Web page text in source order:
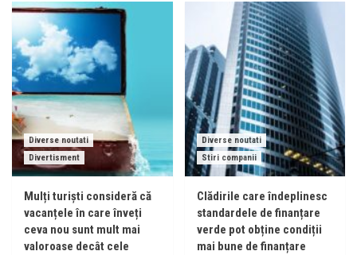
Diverse noutati
Divertisment
Mulți turiști consideră că
vacanțele în care înveți
ceva nou sunt mult mai
valoroase decât cele
Diverse noutati
Stiri companii
Clădirile care îndeplinesc
standardele de finanțare
verde pot obține condiții
mai bune de finanțare